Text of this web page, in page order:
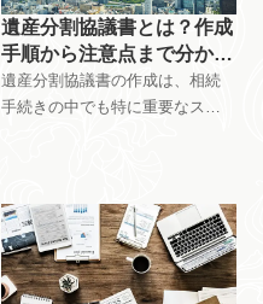
相続に関するお悩みは、行政書
士佐伯和亮事務所へご相談くだ
さい。
遺産分割協議書とは？作成
手順から注意点まで分かり
やすく解説
遺産分割協議書の作成は、相続
手続きの中でも特に重要なステ
まとめた遺産分割協議書の作成
方法について、具体的な手順を
踏まえて分かりやすく解説して
います。愛媛県今治市の相続相